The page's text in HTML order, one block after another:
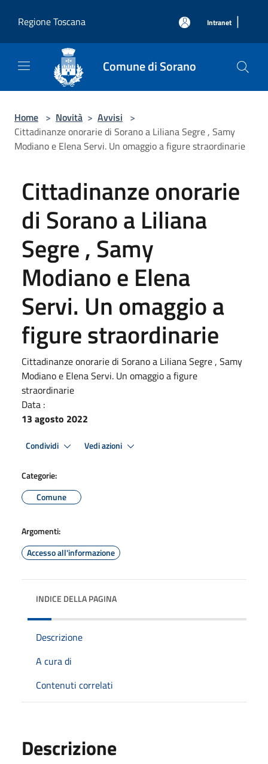
Regione Toscana
Intranet |
Comune di Sorano
Home > Novità > Avvisi >
Cittadinanze onorarie di Sorano a Liliana Segre , Samy
Modiano e Elena Servi. Un omaggio a figure straordinarie
Cittadinanze onorarie
di Sorano a Liliana
Segre , Samy
Modiano e Elena
Servi. Un omaggio a
figure straordinarie
Cittadinanze onorarie di Sorano a Liliana Segre , Samy
Modiano e Elena Servi. Un omaggio a figure
straordinarie
Data :
13 agosto 2022
Condividi Vedi azioni
Categorie:
Comune
Argomenti:
Accesso all'informazione
INDICE DELLA PAGINA
Descrizione
A cura di
Contenuti correlati
Descrizione